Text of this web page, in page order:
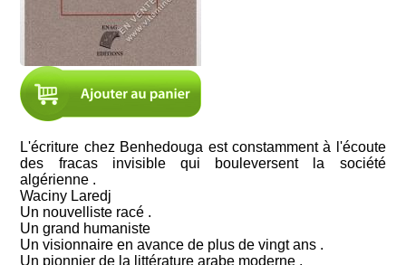
L'écriture chez Benhedouga est constamment à l'écoute
des fracas invisible qui bouleversent la société
algérienne .
Waciny Laredj
Un nouvelliste racé .
Un grand humaniste
Un visionnaire en avance de plus de vingt ans .
Un pionnier de la littérature arabe moderne .